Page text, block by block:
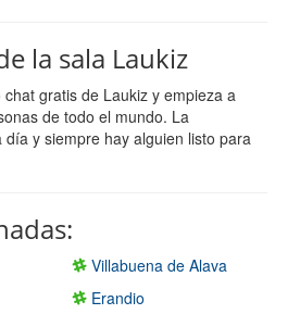
la sala Laukiz
gratis de Laukiz y empieza a
de todo el mundo. La
y siempre hay alguien listo para
Villabuena de Alava
Erandio